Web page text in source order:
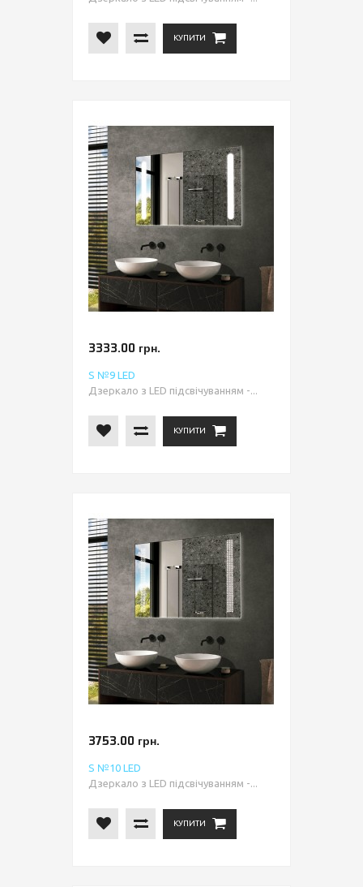
КУПИТИ
3333.00 грн.
S №9 LED
Дзеркало з LED підсвічуванням -...
КУПИТИ
3753.00 грн.
S №10 LED
Дзеркало з LED підсвічуванням -...
КУПИТИ